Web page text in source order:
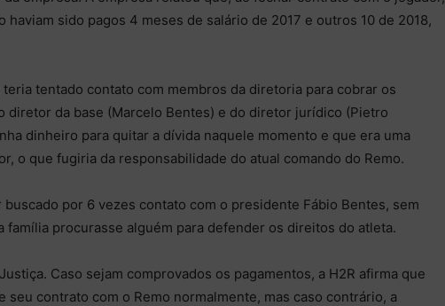
haviam sido pagos 4 meses de salário de 2017 e outros 10 de 2018,
teria tentado contato com membros da diretoria para cobrar os
diretor da base (Marcelo Bentes) e do diretor jurídico (Pietro
dinheiro para quitar a dívida naquele momento e que era uma
o que fugiria da responsabilidade do atual comando do Remo.
buscado por 6 vezes contato com o presidente Fábio Bentes, sem
família procurasse alguém para defender os direitos do atleta.
Caso sejam comprovados os pagamentos, a H2R afirma que
seu contrato com o Remo normalmente, mas caso contrário, a